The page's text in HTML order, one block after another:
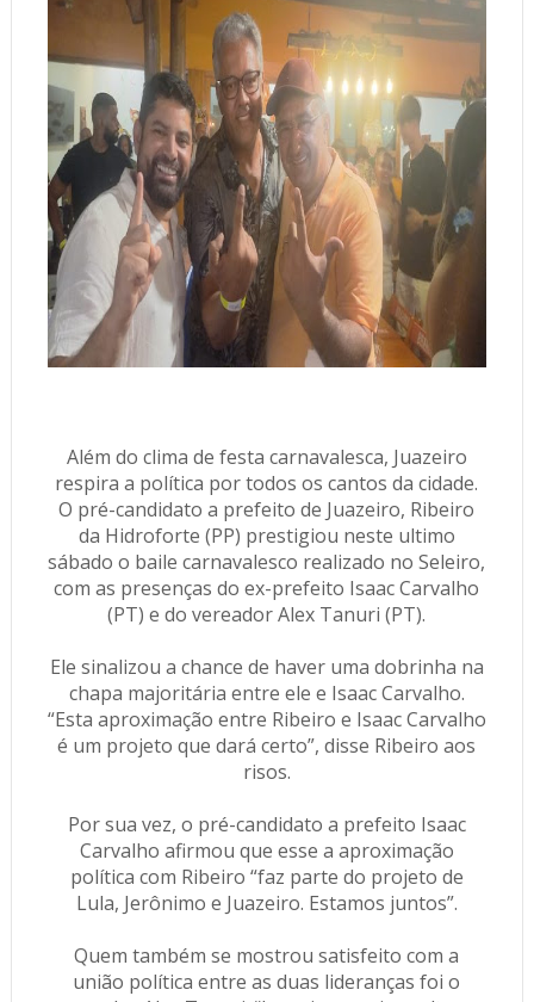
Além do clima de festa carnavalesca, Juazeiro
respira a política por todos os cantos da cidade.
O pré-candidato a prefeito de Juazeiro, Ribeiro
da Hidroforte (PP) prestigiou neste ultimo
sábado o baile carnavalesco realizado no Seleiro,
com as presenças do ex-prefeito Isaac Carvalho
(PT) e do vereador Alex Tanuri (PT).
Ele sinalizou a chance de haver uma dobrinha na
chapa majoritária entre ele e Isaac Carvalho.
“Esta aproximação entre Ribeiro e Isaac Carvalho
é um projeto que dará certo”, disse Ribeiro aos
risos.
Por sua vez, o pré-candidato a prefeito Isaac
Carvalho afirmou que esse a aproximação
política com Ribeiro “faz parte do projeto de
Lula, Jerônimo e Juazeiro. Estamos juntos”.
Quem também se mostrou satisfeito com a
união política entre as duas lideranças foi o